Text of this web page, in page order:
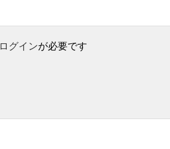
ログインが必要です